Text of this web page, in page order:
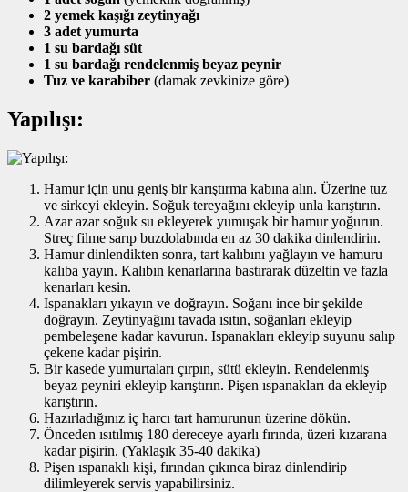
2 yemek kaşığı zeytinyağı
3 adet yumurta
1 su bardağı süt
1 su bardağı rendelenmiş beyaz peynir
Tuz ve karabiber (damak zevkinize göre)
Yapılışı:
Hamur için unu geniş bir karıştırma kabına alın. Üzerine tuz
ve sirkeyi ekleyin. Soğuk tereyağını ekleyip unla karıştırın.
Azar azar soğuk su ekleyerek yumuşak bir hamur yoğurun.
Streç filme sarıp buzdolabında en az 30 dakika dinlendirin.
Hamur dinlendikten sonra, tart kalıbını yağlayın ve hamuru
kalıba yayın. Kalıbın kenarlarına bastırarak düzeltin ve fazla
kenarları kesin.
Ispanakları yıkayın ve doğrayın. Soğanı ince bir şekilde
doğrayın. Zeytinyağını tavada ısıtın, soğanları ekleyip
pembeleşene kadar kavurun. Ispanakları ekleyip suyunu salıp
çekene kadar pişirin.
Bir kasede yumurtaları çırpın, sütü ekleyin. Rendelenmiş
beyaz peyniri ekleyip karıştırın. Pişen ıspanakları da ekleyip
karıştırın.
Hazırladığınız iç harcı tart hamurunun üzerine dökün.
Önceden ısıtılmış 180 dereceye ayarlı fırında, üzeri kızarana
kadar pişirin. (Yaklaşık 35-40 dakika)
Pişen ıspanaklı kişi, fırından çıkınca biraz dinlendirip
dilimleyerek servis yapabilirsiniz.